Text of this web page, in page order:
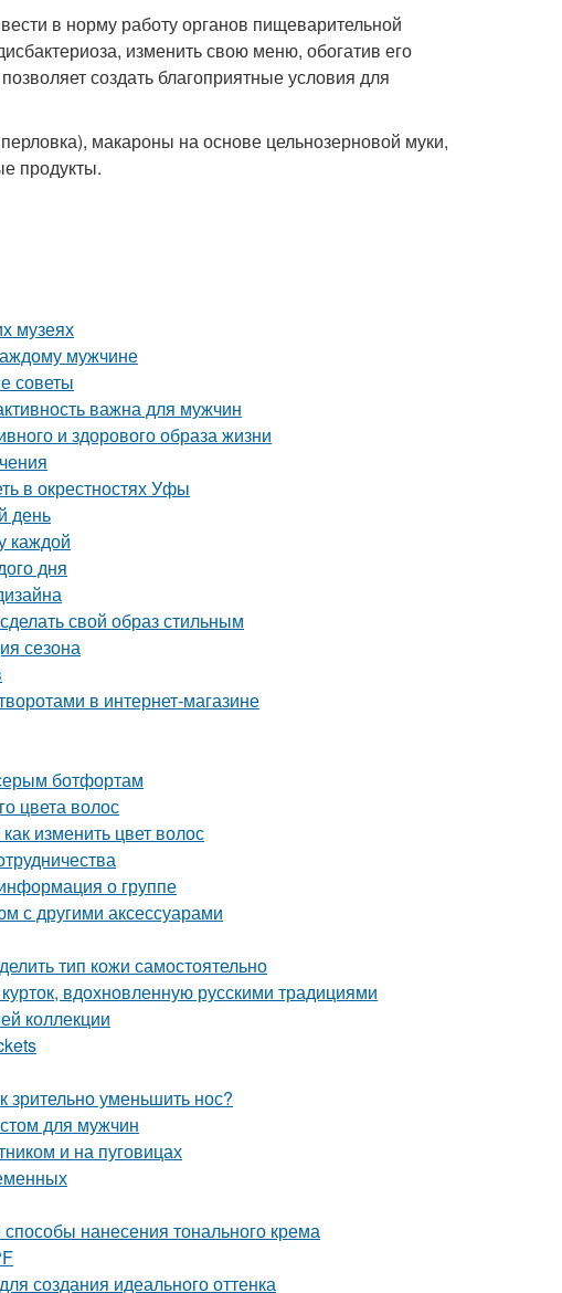
в норму работу органов пищеварительной
изменить свою меню, обогатив его
создать благоприятные условия для
макароны на основе цельнозерновой муки,
продукты.
музеях
мужчине
советы
важна для мужчин
и здорового образа жизни
в окрестностях Уфы
день
каждой
дня
свой образ стильным
сезона
в интернет-магазине
ботфортам
цвета волос
изменить цвет волос
о группе
с другими аксессуарами
тип кожи самостоятельно
вдохновленную русскими традициями
коллекции
зрительно уменьшить нос?
для мужчин
и на пуговицах
нанесения тонального крема
создания идеального оттенка